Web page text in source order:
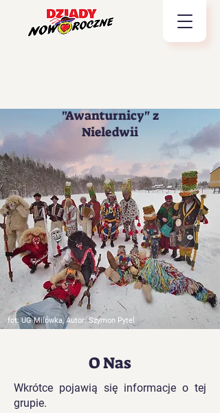
"Awanturnicy" z
Nieledwii
fot: UG Milówka, Autor: Szymon Pytel
O Nas
Wkrótce pojawią się informacje o tej
grupie.